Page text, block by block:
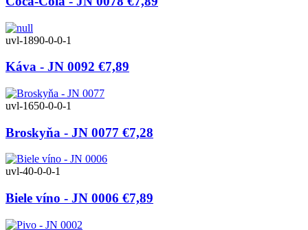
uvl-1890-0-0-1
Káva - JN 0092 €7,89
uvl-1650-0-0-1
Broskyňa - JN 0077 €7,28
uvl-40-0-0-1
Biele víno - JN 0006 €7,89